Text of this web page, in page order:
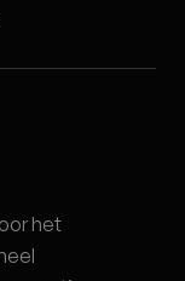
het